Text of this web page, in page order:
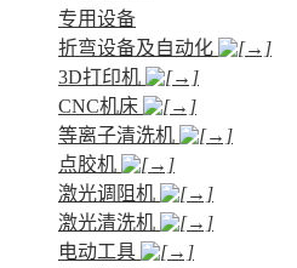
专用设备
折弯设备及自动化
3D打印机
CNC机床
等离子清洗机
点胶机
激光调阻机
激光清洗机
电动工具